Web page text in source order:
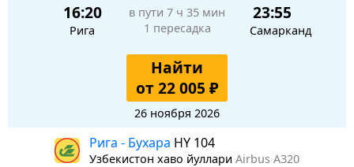
16:20
Рига
в пути 7 ч 35 мин
1 пересадка
23:55
Самарканд
Найти
от 22 005 ₽
26 ноября 2026
Рига - Бухара HY 104
Узбекистон хаво йуллари Airbus A320